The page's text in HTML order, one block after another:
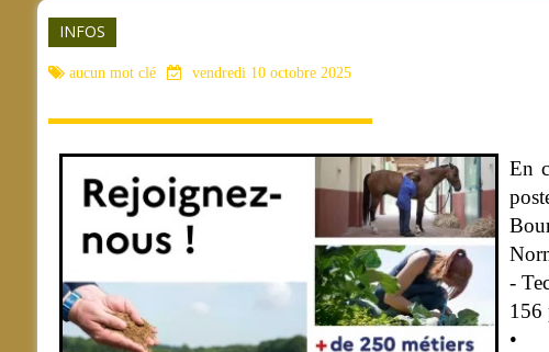
INFOS
aucun mot clé vendredi 10 octobre 2025
En
-
156
•